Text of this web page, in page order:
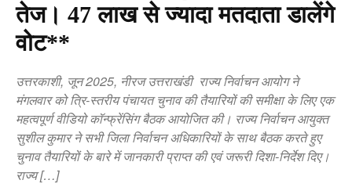
तेज। 47 लाख से ज्यादा मतदाता डालेंगे
वोट**
उत्तरकाशी, जून 2025, नीरज उत्तराखंडी राज्य निर्वाचन आयोग ने
मंगलवार को त्रि-स्तरीय पंचायत चुनाव की तैयारियों की समीक्षा के लिए एक
महत्वपूर्ण वीडियो कॉन्फ्रेंसिंग बैठक आयोजित की। राज्य निर्वाचन आयुक्त
सुशील कुमार ने सभी जिला निर्वाचन अधिकारियों के साथ बैठक करते हुए
चुनाव तैयारियों के बारे में जानकारी प्राप्त की एवं जरूरी दिशा-निर्देश दिए।
राज्य […]